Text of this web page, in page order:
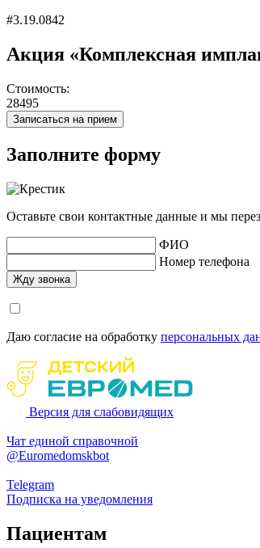
#3.19.0842
Акция «Комплексная
Стоимость:
28495
Записаться на прием
Заполните форму
Оставьте свои контактные данные и мы
ФИО
Номер телефона
Даю согласие на обработку персональных
Версия для слабовидящих
Чат единой справочной
@Euromedomskbot
Telegram
Подписка на уведомления
Пациентам